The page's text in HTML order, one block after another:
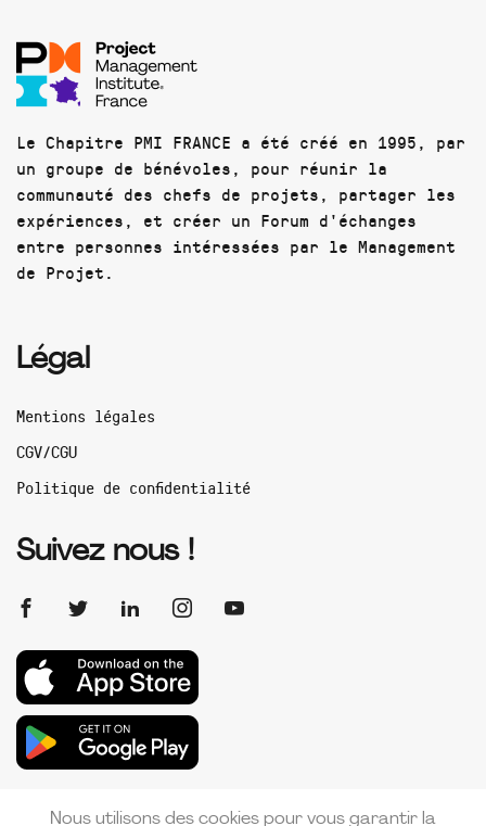
Le Chapitre PMI FRANCE a été créé en 1995, par
un groupe de bénévoles, pour réunir la
communauté des chefs de projets, partager les
expériences, et créer un Forum d'échanges
entre personnes intéressées par le Management
de Projet.
Légal
Mentions légales
CGV/CGU
Politique de confidentialité
Suivez nous !
Nous utilisons des cookies pour vous garantir la